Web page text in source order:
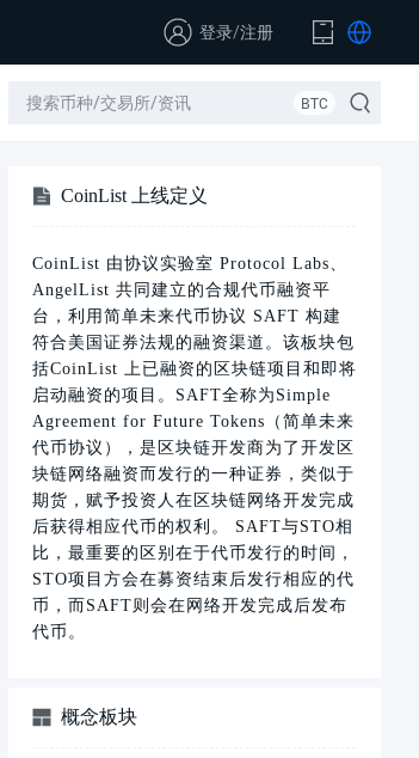
登录/注册
BTC
CoinList 上线定义
CoinList 由协议实验室 Protocol Labs、
AngelList 共同建立的合规代币融资平
台，利用简单未来代币协议 SAFT 构建
符合美国证券法规的融资渠道。该板块包
括CoinList 上已融资的区块链项目和即将
启动融资的项目。SAFT全称为Simple
Agreement for Future Tokens（简单未来
代币协议），是区块链开发商为了开发区
块链网络融资而发行的一种证券，类似于
期货，赋予投资人在区块链网络开发完成
后获得相应代币的权利。 SAFT与STO相
比，最重要的区别在于代币发行的时间，
STO项目方会在募资结束后发行相应的代
币，而SAFT则会在网络开发完成后发布
代币。
概念板块